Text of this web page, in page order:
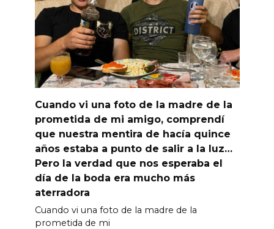
Cuando vi una foto de la madre de la
prometida de mi amigo, comprendí
que nuestra mentira de hacía quince
años estaba a punto de salir a la luz…
Pero la verdad que nos esperaba el
día de la boda era mucho más
aterradora
Cuando vi una foto de la madre de la
prometida de mi